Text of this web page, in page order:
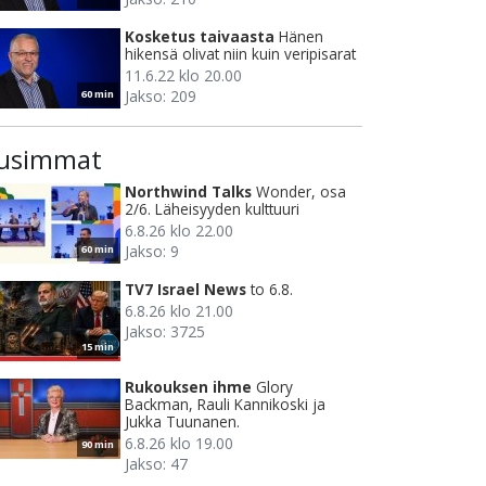
60 min
Kosketus taivaasta Hänen
hikensä olivat niin kuin veripisarat
11.6.22 klo 20.00
Jakso: 209
60 min
Northwind Talks Wonder, osa
2/6. Läheisyyden kulttuuri
6.8.26 klo 22.00
Jakso: 9
15 min
TV7 Israel News to 6.8.
6.8.26 klo 21.00
Jakso: 3725
90 min
Rukouksen ihme Glory
Backman, Rauli Kannikoski ja
Jukka Tuunanen.
6.8.26 klo 19.00
Jakso: 47